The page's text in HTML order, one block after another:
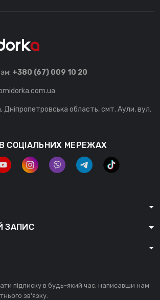
+380 (67) 009 10 20
Дніпропетровська область, смт. Аули, вул.
СОЦІАЛЬНИХ МЕРЕЖАХ
ЗАПИС
підписку в будь-який час, написавши нам
зв'язку.